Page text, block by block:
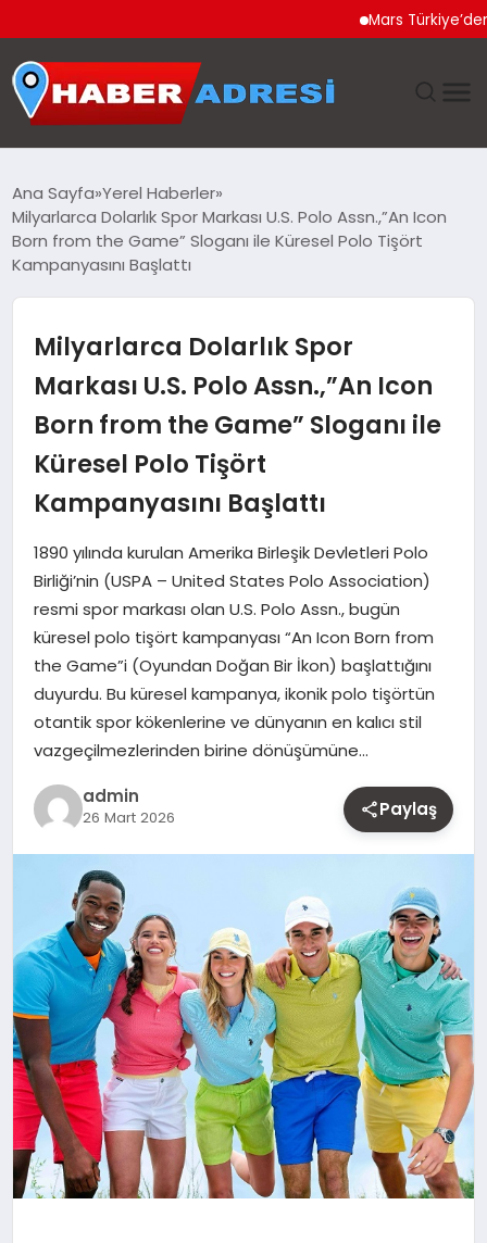
Mars Türkiye’den
GÜNDEM
EKONOMI
TEKNOLOJI
EĞITIM
MAGAZIN
YAŞAM
OTOMOBIL
Ana Sayfa Yerel Haberler
Milyarlarca Dolarlık Spor Markası U.S. Polo Assn.,”An Icon
Born from the Game” Sloganı ile Küresel Polo Tişört
Kampanyasını Başlattı
Milyarlarca Dolarlık Spor
Markası U.S. Polo Assn.,”An Icon
Born from the Game” Sloganı ile
Küresel Polo Tişört
Kampanyasını Başlattı
1890 yılında kurulan Amerika Birleşik Devletleri Polo
Birliği’nin (USPA – United States Polo Association)
resmi spor markası olan U.S. Polo Assn., bugün
küresel polo tişört kampanyası “An Icon Born from
the Game”i (Oyundan Doğan Bir İkon) başlattığını
duyurdu. Bu küresel kampanya, ikonik polo tişörtün
otantik spor kökenlerine ve dünyanın en kalıcı stil
vazgeçilmezlerinden birine dönüşümüne…
admin
26 Mart 2026 Paylaş